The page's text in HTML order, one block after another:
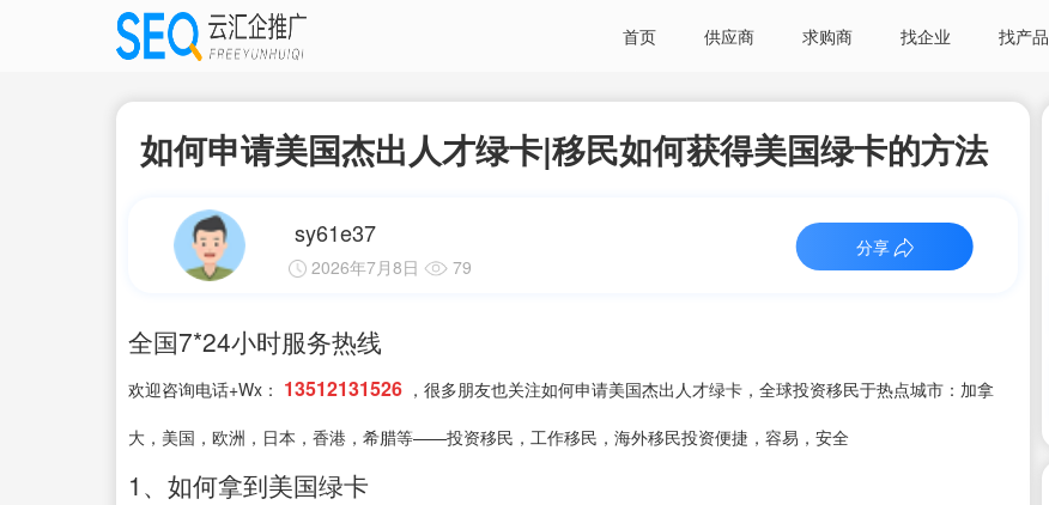
首页 供应商 求购商 找企业 找产品
如何申请美国杰出人才绿卡|移民如何获得美国绿卡的方法
sy61e37
2026年7月8日 79
分享
全国7*24小时服务热线
欢迎咨询电话+Wx： 13512131526 ，很多朋友也关注如何申请美国杰出人才绿卡，全球投资移民于热点城市：加拿
大，美国，欧洲，日本，香港，希腊等——投资移民，工作移民，海外移民投资便捷，容易，安全
1、如何拿到美国绿卡